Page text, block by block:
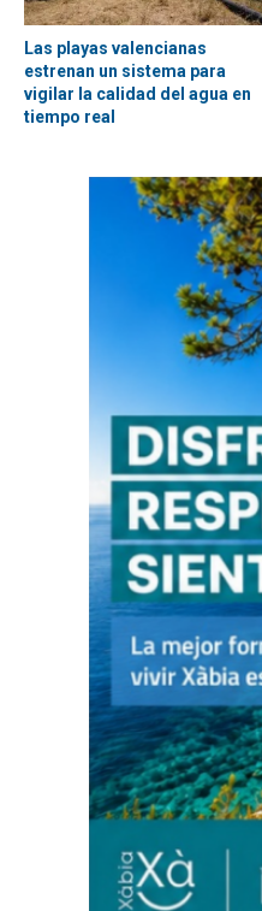
Las playas valencianas
estrenan un sistema para
vigilar la calidad del agua en
tiempo real